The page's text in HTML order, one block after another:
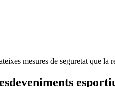
mesures de seguretat que la